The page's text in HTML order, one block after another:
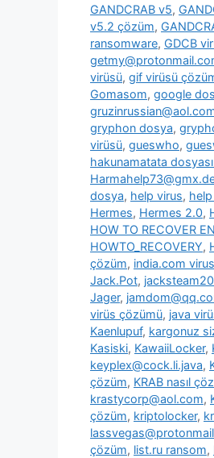
GANDCRAB v5,
v5.2 çözüm,
ransomware, GDCB
virüsü, gif virüsü
Gomasom, google
gryphon dosya,
virüsü, gueswho,
hakunamatata
dosya, help virus,
Hermes, Hermes 2.0,
HOW TO RECOVER
HOWTO_RECOVERY,
çözüm, india.com virus
Jack.Pot,
Jager,
virüs çözümü, java
Kaenlupuf, kargonuz
Kasiski, KawaiiLocker,
keyplex@cock.li.java,
çözüm, KRAB nasıl
krastycorp@aol.com,
çözüm, kriptolocker,
çözüm, list.ru ransom,